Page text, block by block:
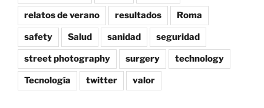
relatos de verano resultados Roma
safety Salud sanidad seguridad
street photography surgery technology
Tecnología twitter valor